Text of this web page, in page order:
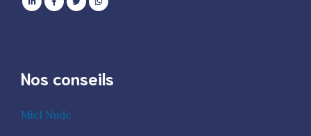
Nos conseils
Miel Nude